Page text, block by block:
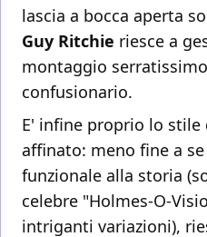
lascia a bocca aperta
Guy Ritchie riesce a
montaggio
confusionario.
E' infine proprio lo stile
affinato: meno fine a
funzionale alla storia
celebre "Holmes-O-
intriganti variazioni),